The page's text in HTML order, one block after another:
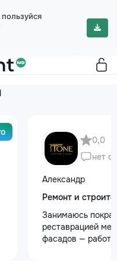
0,0
нет
Александр
Ремонт и
Занимаюсь
реставрацией
фасадов —